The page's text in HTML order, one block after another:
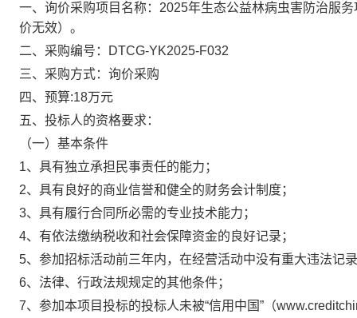
一、询价采购项目名称： 2025年生态公益林病虫害防治服务
价无效）。
二、采购编号：
DTCG-YK2025-F032
三、采购方式： 询价采购
四、预算:18万元
五、投标人的资格要求：
（一）基本条件
1、具有独立承担民事责任的能力；
2、具有良好的商业信誉和健全的财务会计制度；
3、具有履行合同所必需的专业技术能力；
4、有依法缴纳税收和社会保障资金的良好记录；
5、参加招标活动前三年内，在经营活动中没有重大违法记
6、法律、行政法规规定的其他条件；
7、参加本项目投标的投标人未被“信用中国”（